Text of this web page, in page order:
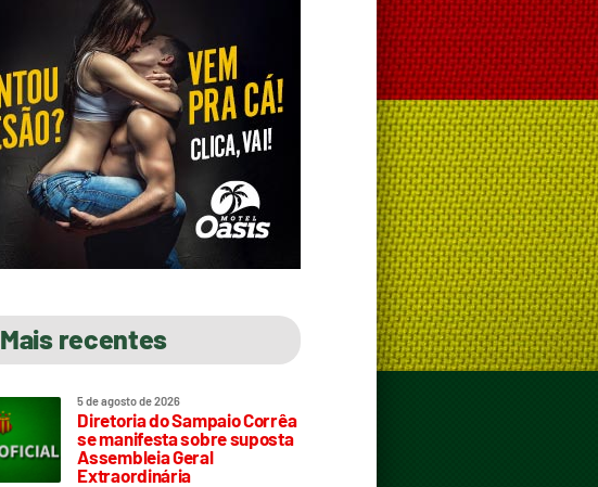
Mais recentes
5 de agosto de 2026
Diretoria do Sampaio Corrêa
se manifesta sobre suposta
Assembleia Geral
Extraordinária